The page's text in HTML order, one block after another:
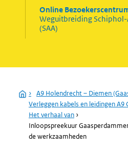
Online
Weguitbreiding
(SAA)
Home
› A9 Holendrecht – Diemen
Verleggen kabels en leidingen
Het verhaal van ›
Inloopspreekuur
de werkzaamheden